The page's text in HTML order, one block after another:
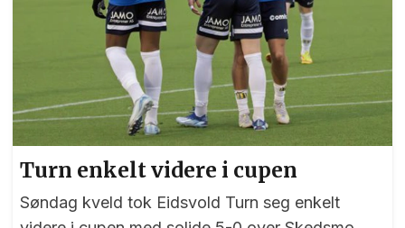
Turn enkelt videre i cupen
Søndag kveld tok Eidsvold Turn seg enkelt